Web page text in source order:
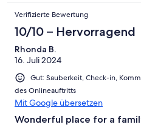
Verifizierte Bewertung
10/10 – Hervorragend
Rhonda B.
16. Juli 2024
Gut: Sauberkeit, Check-in,
des Onlineauftritts
Mit Google übersetzen
Wonderful place for a